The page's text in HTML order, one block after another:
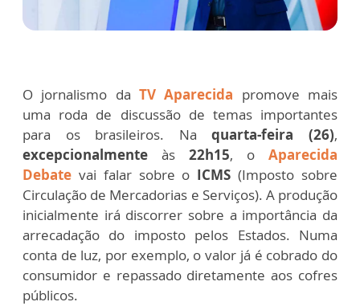
O jornalismo da TV Aparecida promove mais
uma roda de discussão de temas importantes
para os brasileiros. Naquarta-feira (26),
excepcionalmente às 22h15, o Aparecida
Debate vai falar sobre o ICMS (Imposto sobre
Circulação de Mercadorias e Serviços). A produção
inicialmente irá discorrer sobre a importância da
arrecadação do imposto pelos Estados. Numa
conta de luz, por exemplo, o valor já é cobrado do
consumidor e repassado diretamente aos cofres
públicos.